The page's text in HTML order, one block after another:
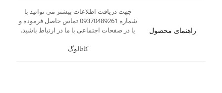
راهنمای محصول
جهت دریافت اطلاعات بیشتر می توانید با
شماره 09370489261 تماس حاصل فرموده و
یا در صفحات اجتماعی با ما در ارتباط باشید.
کاتالوگ